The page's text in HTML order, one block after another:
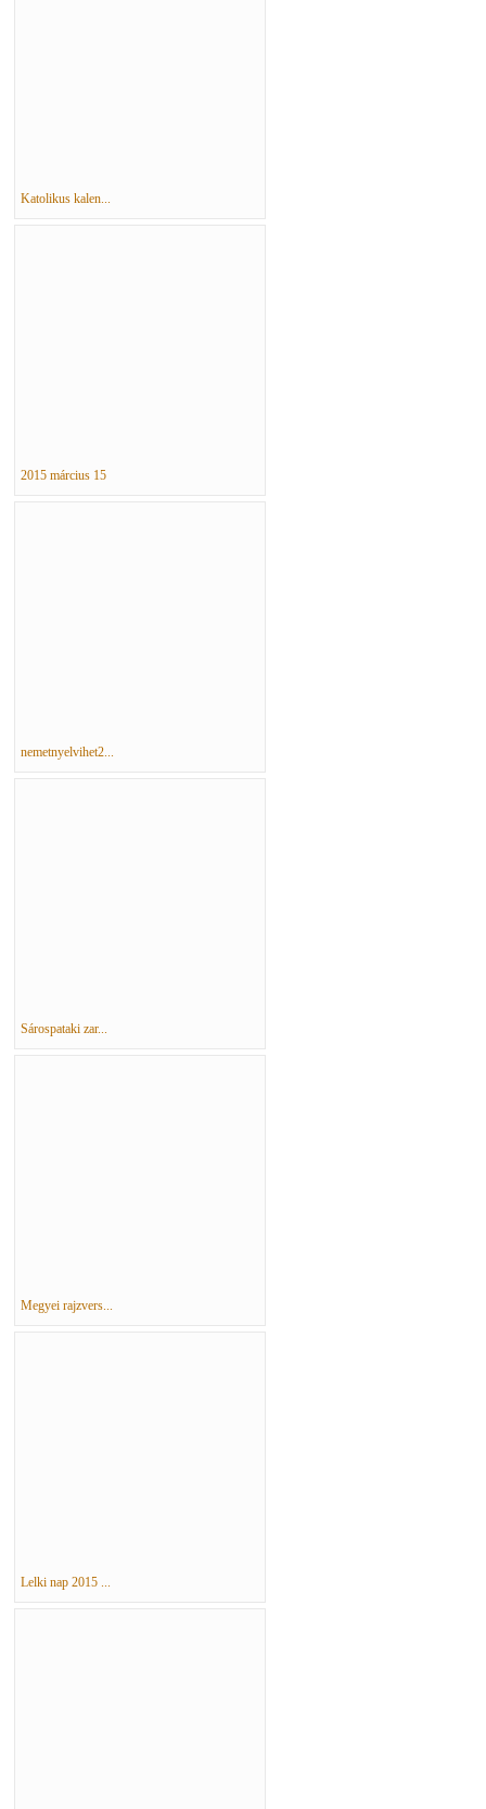
Katolikus kalen...
2015 március 15
nemetnyelvihet2...
Sárospataki zar...
Megyei rajzvers...
Lelki nap 2015 ...